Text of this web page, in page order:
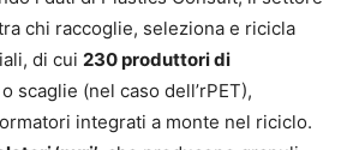
chi raccoglie, seleziona e ricicla
di cui 230 produttori di
scaglie (nel caso dell’rPET),
integrati a monte nel riciclo.